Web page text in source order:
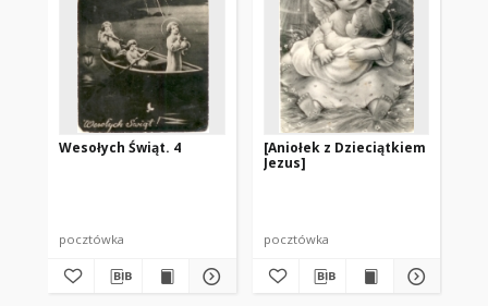
Wesołych Świąt. 4
pocztówka
[Aniołek z Dzieciątkiem
Jezus]
pocztówka